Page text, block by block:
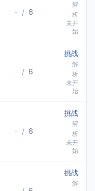
- / 6
解
析
未开
始
- / 6
挑战
解
析
未开
始
- / 6
挑战
解
析
未开
始
挑战
解